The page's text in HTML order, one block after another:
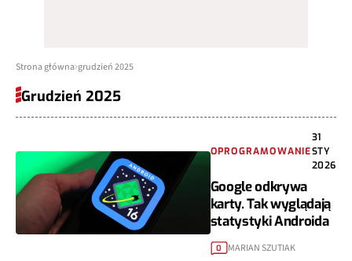
Strona główna grudzień 2025
Grudzień 2025
OPROGRAMOWANIE
31
STY
2026
Google odkrywa
karty. Tak wyglądają
statystyki Androida
0 MARIAN SZUTIAK